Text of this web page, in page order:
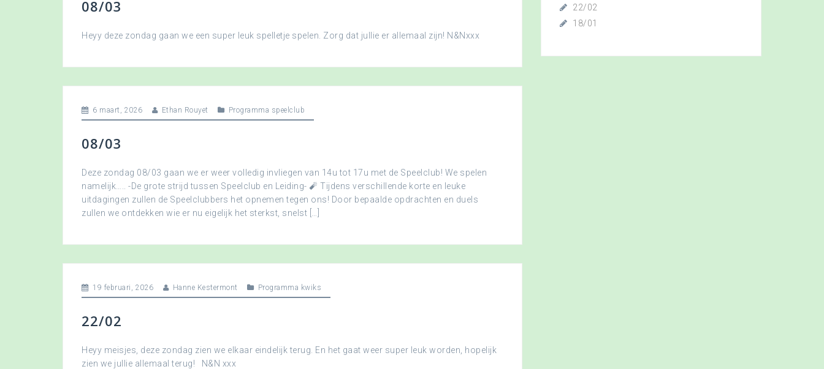
08/03
Heyy deze zondag gaan we een super leuk spelletje spelen. Zorg dat jullie er allemaal zijn! N&Nxxx
6 maart, 2026 Ethan Rouyet Programma speelclub
08/03
Deze zondag 08/03 gaan we er weer volledig invliegen van 14u tot 17u met de Speelclub! We spelen
namelijk….. -De grote strijd tussen Speelclub en Leiding- 🧨 Tijdens verschillende korte en leuke
uitdagingen zullen de Speelclubbers het opnemen tegen ons! Door bepaalde opdrachten en duels
zullen we ontdekken wie er nu eigelijk het sterkst, snelst […]
19 februari, 2026 Hanne Kestermont Programma kwiks
22/02
Heyy meisjes, deze zondag zien we elkaar eindelijk terug. En het gaat weer super leuk worden, hopelijk
zien we jullie allemaal terug! N&N xxx
22/02
18/01